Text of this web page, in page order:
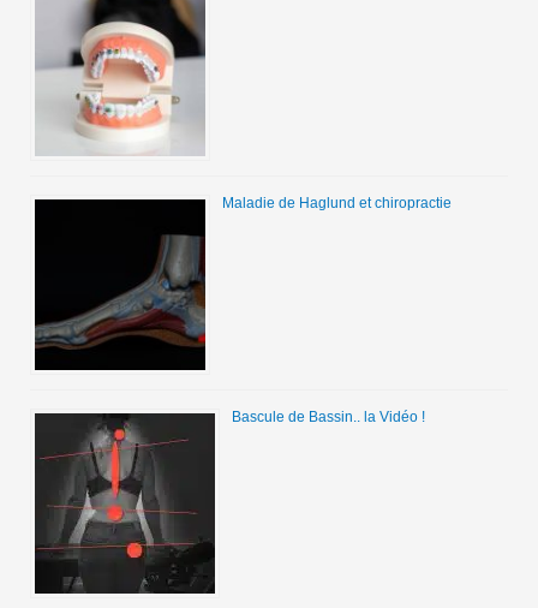
Maladie de Haglund et chiropractie
Bascule de Bassin.. la Vidéo !